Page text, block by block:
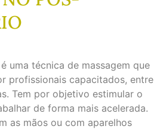
uma técnica de massagem que
profissionais capacitados, entre
Tem por objetivo estimular o
de forma mais acelerada.
as mãos ou com aparelhos